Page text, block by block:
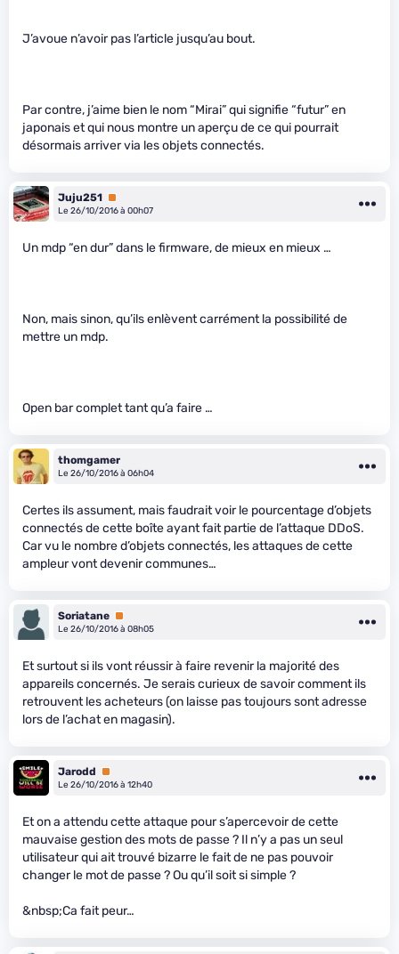
J’avoue n’avoir pas l’article jusqu’au bout.
Par contre, j’aime bien le nom “Mirai” qui signifie “futur” en
japonais et qui nous montre un aperçu de ce qui pourrait
désormais arriver via les objets connectés.
Juju251 Premium
Le 26/10/2016 à 00h07
Un mdp “en dur” dans le firmware, de mieux en mieux …
Non, mais sinon, qu’ils enlèvent carrément la possibilité de
mettre un mdp.
Open bar complet tant qu’a faire …
thomgamer
Le 26/10/2016 à 06h04
Certes ils assument, mais faudrait voir le pourcentage d’objets
connectés de cette boîte ayant fait partie de l’attaque DDoS.
Car vu le nombre d’objets connectés, les attaques de cette
ampleur vont devenir communes…
Soriatane Premium
Le 26/10/2016 à 08h05
Et surtout si ils vont réussir à faire revenir la majorité des
appareils concernés. Je serais curieux de savoir comment ils
retrouvent les acheteurs (on laisse pas toujours sont adresse
lors de l’achat en magasin).
Jarodd
Premium
Le 26/10/2016 à 12h40
Et on a attendu cette attaque pour s’apercevoir de cette
mauvaise gestion des mots de passe ? Il n’y a pas un seul
utilisateur qui ait trouvé bizarre le fait de ne pas pouvoir
changer le mot de passe ? Ou qu’il soit si simple ?
&nbsp;Ca fait peur…